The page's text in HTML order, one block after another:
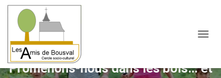
Promenons-nous dans les bois… et